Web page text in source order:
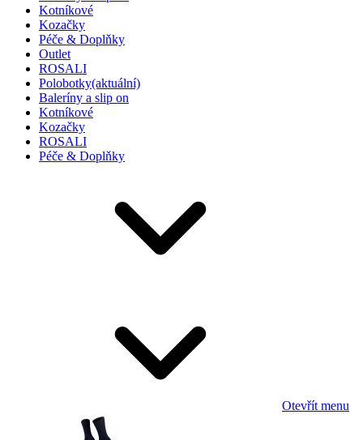
Kotníkové
Kozačky
Péče & Doplňky
Outlet
ROSALI
Polobotky(aktuální)
Baleríny a slip on
Kotníkové
Kozačky
ROSALI
Péče & Doplňky
Otevřít menu